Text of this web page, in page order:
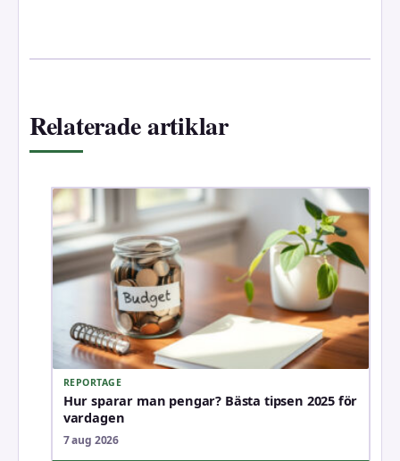
Relaterade artiklar
REPORTAGE
Hur sparar man pengar? Bästa tipsen 2025 för
vardagen
7 aug 2026